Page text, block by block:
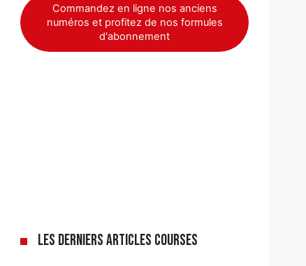
Commandez en ligne nos anciens
numéros et profitez de nos formules
d'abonnement
Les derniers articles Courses